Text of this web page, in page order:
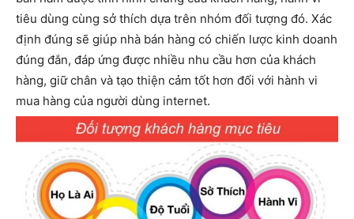
tiêu dùng cùng sở thích dựa trên nhóm đối tượng đó. Xác
định đúng sẽ giúp nhà bán hàng có chiến lược kinh doanh
đúng đắn, đáp ứng được nhiều nhu cầu hơn của khách
hàng, giữ chân và tạo thiện cảm tốt hơn đối với hành vi
mua hàng của người dùng internet.